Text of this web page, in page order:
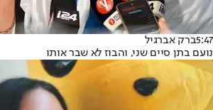
5:47ברק אברגיל
נועם בתן סיים שני, והבוז לא שבר אותו